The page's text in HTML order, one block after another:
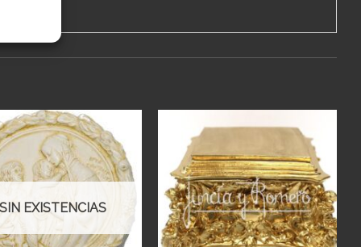
Añadir
a
deseos
SIN EXISTENCIAS
Añadir
a
deseos